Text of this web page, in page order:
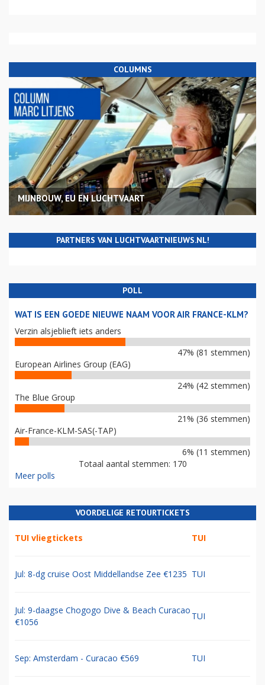
COLUMNS
MIJNBOUW, EU EN LUCHTVAART
PARTNERS VAN LUCHTVAARTNIEUWS.NL!
POLL
WAT IS EEN GOEDE NIEUWE NAAM VOOR AIR FRANCE-KLM?
Verzin alsjeblieft iets anders
47% (81 stemmen)
European Airlines Group (EAG)
24% (42 stemmen)
The Blue Group
21% (36 stemmen)
Air-France-KLM-SAS(-TAP)
6% (11 stemmen)
Totaal aantal stemmen: 170
Meer polls
VOORDELIGE RETOURTICKETS
TUI vliegtickets TUI
Jul: 8-dg cruise Oost Middellandse Zee €1235 TUI
Jul: 9-daagse Chogogo Dive & Beach Curacao
€1056
TUI
Sep: Amsterdam - Curacao €569 TUI